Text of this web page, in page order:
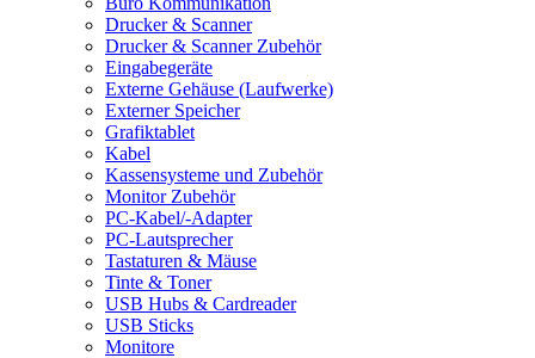
Drucker & Scanner
Drucker & Scanner Zubehör
Eingabegeräte
Externe Gehäuse (Laufwerke)
Externer Speicher
Grafiktablet
Kabel
Kassensysteme und Zubehör
Monitor Zubehör
PC-Kabel/-Adapter
PC-Lautsprecher
Tastaturen & Mäuse
Tinte & Toner
USB Hubs & Cardreader
USB Sticks
Monitore